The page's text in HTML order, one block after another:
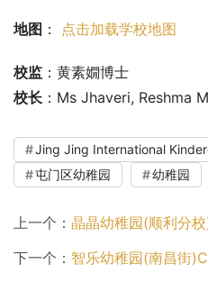
地图 ： 点击加载学校地图
校监 ：黄素嫺博士
校长 ：Ms Jhaveri, Reshma
Jing Jing International
屯门区幼稚园
幼稚园
上一个： 晶晶幼稚园(顺利分校)Jing Jing
下一个： 智乐幼稚园(南昌街)Che Lok